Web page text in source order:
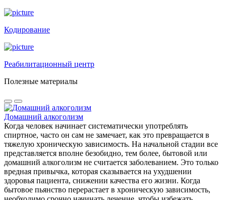
Кодирование
Реабилитационный центр
Полезные материалы
Домашний алкоголизм
Когда человек начинает систематически употреблять
спиртное, часто он сам не замечает, как это превращается в
тяжелую хроническую зависимость. На начальной стадии все
представляется вполне безобидно, тем более, бытовой или
домашний алкоголизм не считается заболеванием. Это только
вредная привычка, которая сказывается на ухудшении
здоровья пациента, снижении качества его жизни. Когда
бытовое пьянство перерастает в хроническую зависимость,